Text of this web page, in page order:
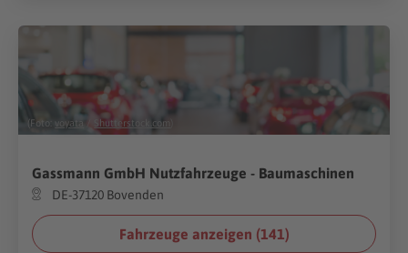
(Foto: voyata Shutterstock.com
Gassmann GmbH Nutzfahrzeuge - Baumaschinen
DE-37120 Bovenden
Fahrzeuge anzeigen (141)